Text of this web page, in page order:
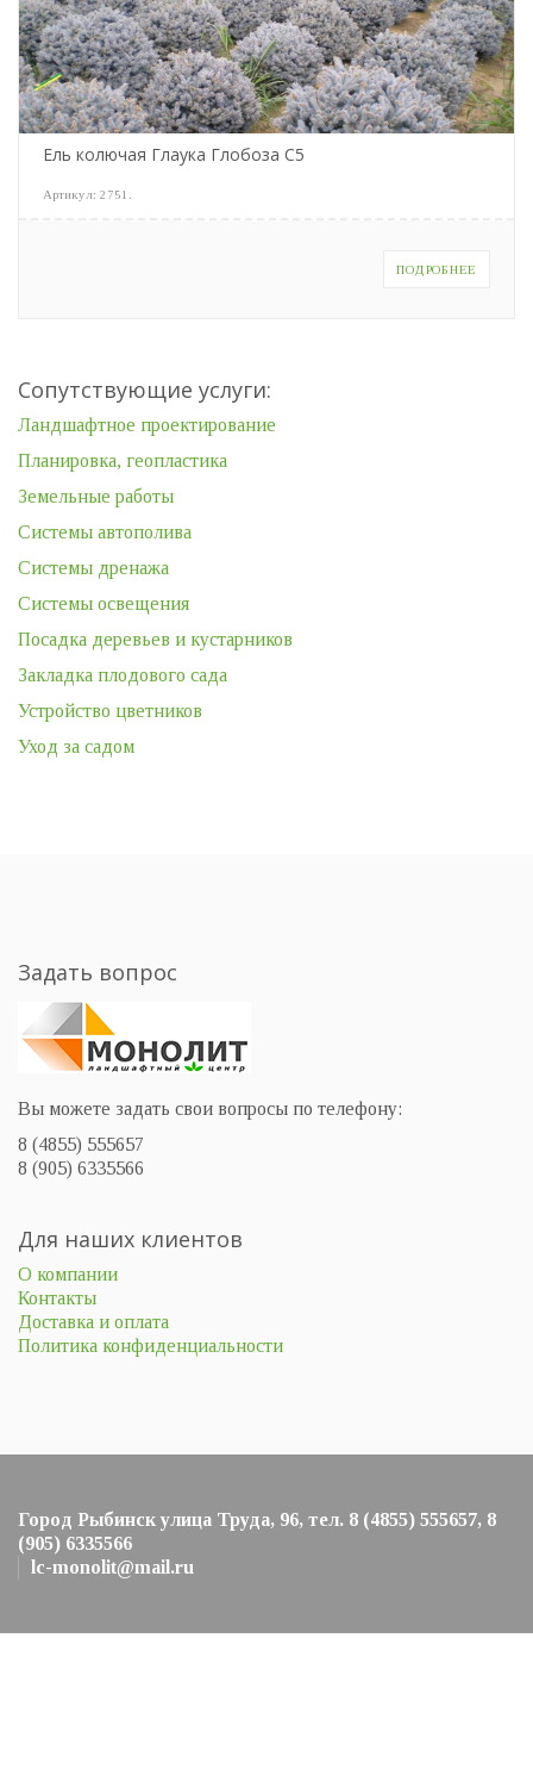
Ель колючая Глаука Глобоза С5
Артикул: 2751
ПОДРОБНЕЕ
Сопутствующие услуги:
Ландшафтное проектирование
Планировка, геопластика
Земельные работы
Системы автополива
Системы дренажа
Системы освещения
Посадка деревьев и кустарников
Закладка плодового сада
Устройство цветников
Уход за садом
Задать вопрос
Вы можете задать свои вопросы по телефону:
8 (4855) 555657
8 (905) 6335566
Для наших клиентов
О компании
Контакты
Доставка и оплата
Политика конфиденциальности
Город Рыбинск улица Труда, 96, тел. 8 (4855) 555657, 8
(905) 6335566
lc-monolit@mail.ru